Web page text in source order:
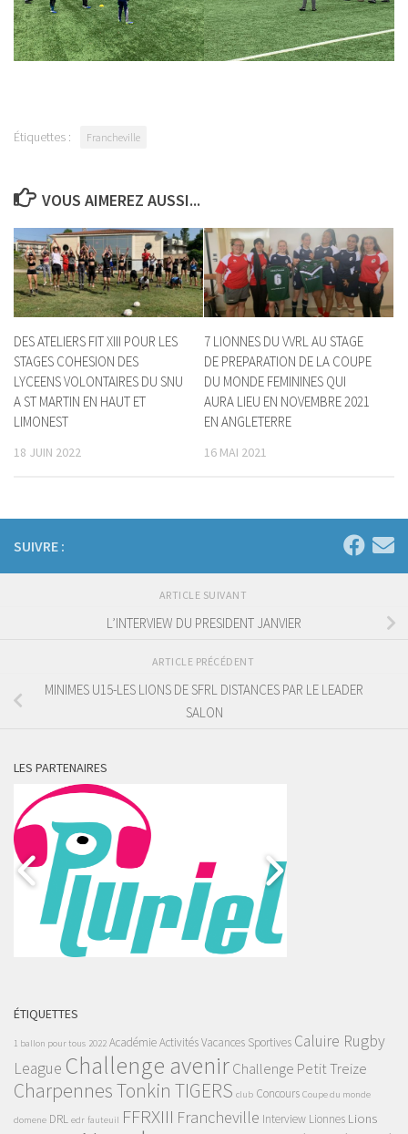
Étiquettes : Francheville
VOUS AIMEREZ AUSSI...
DES ATELIERS FIT XIII POUR LES
STAGES COHESION DES
LYCEENS VOLONTAIRES DU SNU
A ST MARTIN EN HAUT ET
LIMONEST
18 JUIN 2022
7 LIONNES DU VVRL AU STAGE
DE PREPARATION DE LA COUPE
DU MONDE FEMININES QUI
AURA LIEU EN NOVEMBRE 2021
EN ANGLETERRE
16 MAI 2021
SUIVRE :
ARTICLE SUIVANT
L’INTERVIEW DU PRESIDENT JANVIER
ARTICLE PRÉCÉDENT
MINIMES U15-LES LIONS DE SFRL DISTANCES PAR LE LEADER
SALON
LES PARTENAIRES
ÉTIQUETTES
1 ballon pour tous 2022 AcadémieActivités Vacances Sportives Caluire Rugby
League Challenge avenirChallenge Petit Treize
Charpennes Tonkin TIGERS club Concours Coupe du monde
domene DRL edr fauteuil FFRXIII Francheville Interview Lionnes Lions